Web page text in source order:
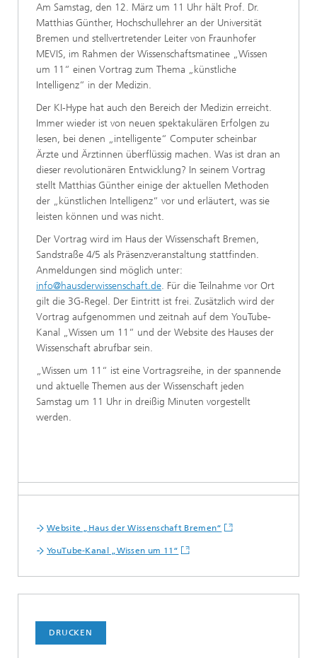
Am Samstag, den 12. März um 11 Uhr hält Prof. Dr.
Matthias Günther, Hochschullehrer an der Universität
Bremen und stellvertretender Leiter von Fraunhofer
MEVIS, im Rahmen der Wissenschaftsmatinee „Wissen
um 11“ einen Vortrag zum Thema „künstliche
Intelligenz“ in der Medizin.
Der KI-Hype hat auch den Bereich der Medizin erreicht.
Immer wieder ist von neuen spektakulären Erfolgen zu
lesen, bei denen „intelligente“ Computer scheinbar
Ärzte und Ärztinnen überflüssig machen. Was ist dran an
dieser revolutionären Entwicklung? In seinem Vortrag
stellt Matthias Günther einige der aktuellen Methoden
der „künstlichen Intelligenz“ vor und erläutert, was sie
leisten können und was nicht.
Der Vortrag wird im Haus der Wissenschaft Bremen,
Sandstraße 4/5 als Präsenzveranstaltung stattfinden.
Anmeldungen sind möglich unter:
info@hausderwissenschaft.de. Für die Teilnahme vor Ort
gilt die 3G-Regel. Der Eintritt ist frei. Zusätzlich wird der
Vortrag aufgenommen und zeitnah auf dem YouTube-
Kanal „Wissen um 11“ und der Website des Hauses der
Wissenschaft abrufbar sein.
„Wissen um 11“ ist eine Vortragsreihe, in der spannende
und aktuelle Themen aus der Wissenschaft jeden
Samstag um 11 Uhr in dreißig Minuten vorgestellt
werden.
Website „Haus der Wissenschaft Bremen“
YouTube-Kanal „Wissen um 11“
DRUCKEN